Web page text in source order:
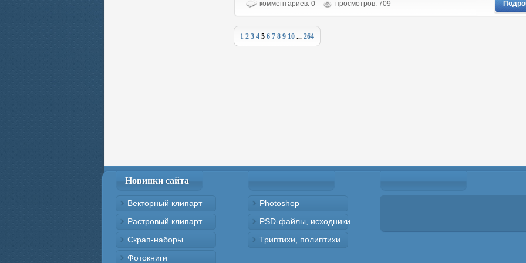
комментариев: 0 просмотров: 709
1 2 3 4 5 6 7 8 9 10 ... 264
Новинки сайта
Векторный клипарт
Растровый клипарт
Скрап-наборы
Фотокниги
Photoshop
PSD-файлы, исходники
Триптихи, полиптихи